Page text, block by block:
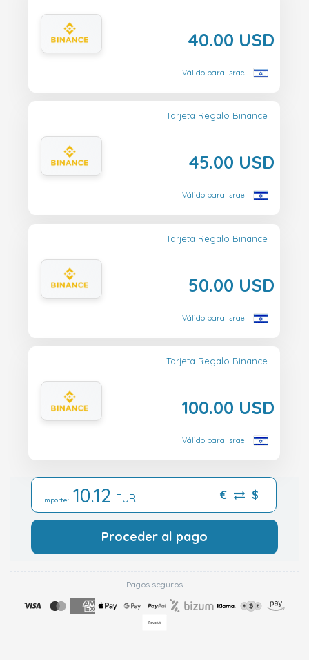
40.00 USD
Válido para Israel
Tarjeta Regalo Binance
45.00 USD
Válido para Israel
Tarjeta Regalo Binance
50.00 USD
Válido para Israel
Tarjeta Regalo Binance
100.00 USD
Válido para Israel
Importe: 10.12 EUR € $
Proceder al pago
Pagos seguros